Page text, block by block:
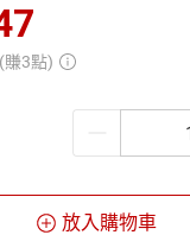
(賺3點)
放入購物車